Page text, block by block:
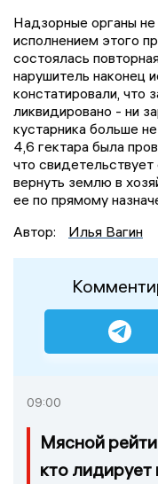
Надзорные органы
исполнением этого
состоялась
нарушитель наконец
констатировали, что
ликвидировано - ни
кустарника больше
4,6 гектара была
что
вернуть землю в
ее по прямому
Автор:
Илья Вагин
09:00
Мясной
кто